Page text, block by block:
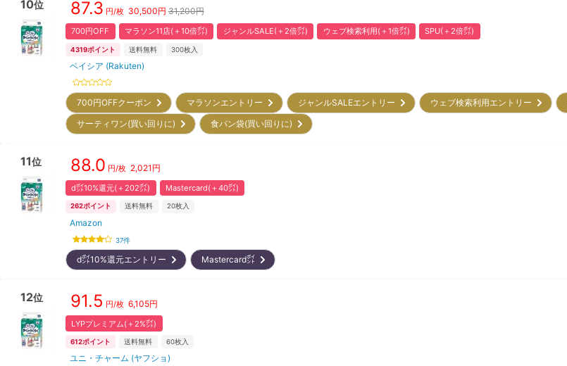
10位 87.3 円/枚 30,500円 31,200円
700円OFF マラソン11店(＋10倍㌽) ジャンルSALE(＋2倍㌽) ウェブ検索利用(＋1倍㌽) SPU(＋2倍㌽)
4319ポイント 送料無料 300枚入
ベイシア (Rakuten)
700円OFFクーポン マラソンエントリー ジャンルSALEエントリー ウェブ検索利用エントリー
サーティワン(買い回りに)
食パン袋(買い回りに)
11位 88.0 円/枚 2,021 円
d㌽10%還元(＋202㌽) Mastercard(＋40㌽)
262ポイント 送料無料 20枚入
Amazon
37件
d㌽10%還元エントリー Mastercard㌽
12位 91.5 円/枚 6,105円
LYPプレミアム(＋2%㌽)
612ポイント 送料無料 60枚入
ユニ・チャーム (ヤフショ)